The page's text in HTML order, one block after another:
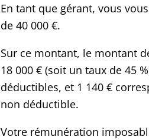
En tant que gérant, vous
de 40 000 €.
Sur ce montant, le montant
18 000 € (soit un taux de 45
déductibles, et 1 140 €
non déductible.
Votre rémunération